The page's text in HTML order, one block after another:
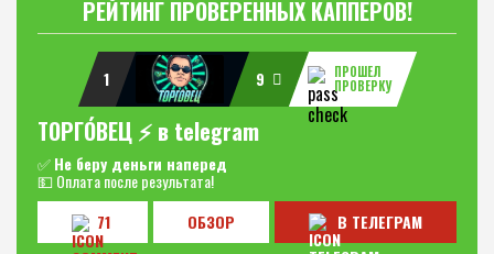
РЕЙТИНГ ПРОВЕРЕННЫХ КАППЕРОВ!
1 9
ПРОШЕЛ
ПРОВЕРКУ
ТОРГО́ВЕЦ ⚡️ в telegram
✅Не беру деньги наперед
💵 Оплата после результата!
71
ОБЗОР В ТЕЛЕГРАМ